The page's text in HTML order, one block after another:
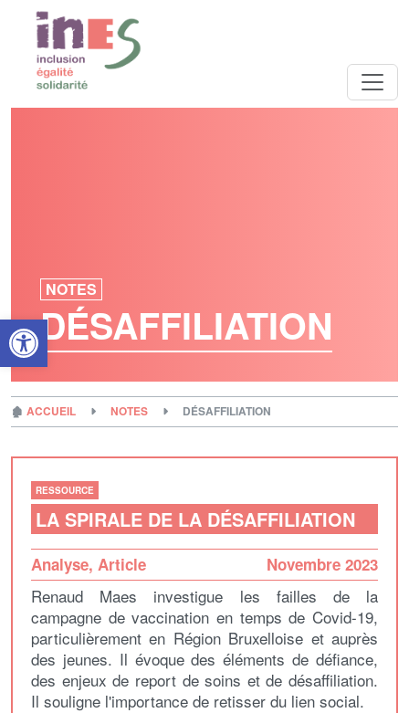
Open toolbar
NOTES
DÉSAFFILIATION
🏚 ACCUEIL NOTES DÉSAFFILIATION
RESSOURCE
LA SPIRALE DE LA DÉSAFFILIATION
Analyse, Article Novembre 2023
Renaud Maes investigue les failles de la
campagne de vaccination en temps de Covid-19,
particulièrement en Région Bruxelloise et auprès
des jeunes. Il évoque des éléments de défiance,
des enjeux de report de soins et de désaffiliation.
Il souligne l'importance de retisser du lien social.